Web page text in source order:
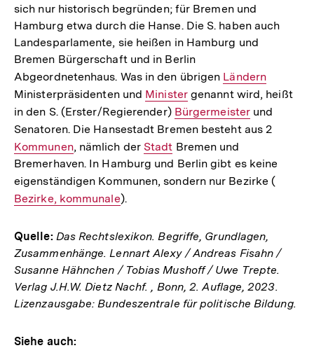
sich nur historisch begründen; für Bremen und
Hamburg etwa durch die Hanse. Die S. haben auch
Landesparlamente, sie heißen in Hamburg und
Bremen Bürgerschaft und in Berlin
Abgeordnetenhaus. Was in den übrigen Interner
Link:
Ländern
Ministerpräsidenten und Interner
Link:
Ministergenannt wird, heißt
in den S. (Erster/Regierender) Interner
Link:
Bürgermeisterund
Senatoren. Die Hansestadt Bremen besteht aus 2
Kommunen, nämlich der Interner
Link:
Stadt Bremen und
Bremerhaven. In Hamburg und Berlin gibt es keine
eigenständigen Kommunen, sondern nur Bezirke (
Bezirke, kommunale).
Quelle: Das Rechtslexikon. Begriffe, Grundlagen,
Zusammenhänge. Lennart Alexy / Andreas Fisahn /
Susanne Hähnchen / Tobias Mushoff / Uwe Trepte.
Verlag J.H.W. Dietz Nachf. , Bonn, 2. Auflage, 2023.
Lizenzausgabe: Bundeszentrale für politische Bildung.
Siehe auch: